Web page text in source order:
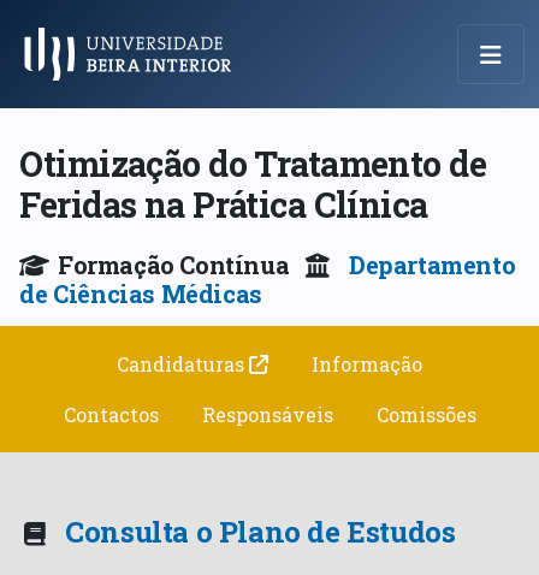
Menu Principal
Otimização do Tratamento de
Feridas na Prática Clínica
Formação Contínua
Departamento
de Ciências Médicas
Candidaturas
Informação
Contactos
Responsáveis Comissões
Consulta o Plano de Estudos